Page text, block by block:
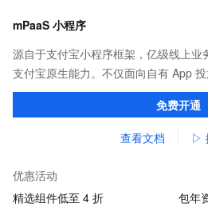
mPaaS 小程序
源自于支付宝小程序框架，亿级线上业
支付宝原生能力。不仅面向自有 App
包，覆盖支付宝、淘宝、钉钉等应用。
免费开通
查看文档 ▷
优惠活动
精选组件低至 4 折
包年